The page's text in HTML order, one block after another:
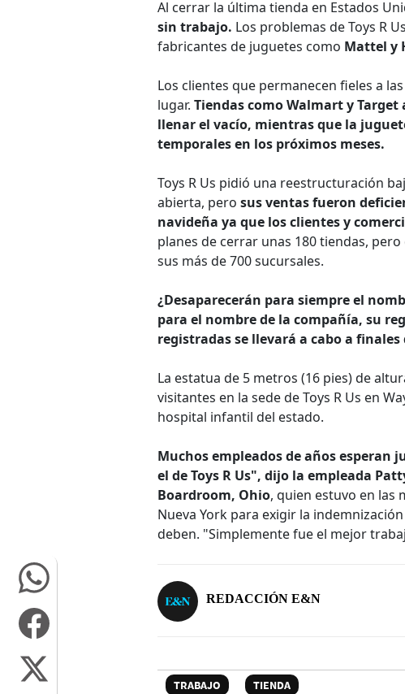
Al cerrar la última tienda en Estados
sin trabajo. Los problemas de Toys R
fabricantes de juguetes como Mattel y
Los clientes que permanecen fieles a
lugar. Tiendas como Walmart y
llenar el vacío, mientras que la
temporales en los próximos meses.
Toys R Us pidió una reestructuración
abierta, pero sus ventas fueron
navideña ya que los clientes y
planes de cerrar unas 180 tiendas,
sus más de 700 sucursales.
¿Desaparecerán para siempre el
para el nombre de la compañía, su
registradas se llevará a cabo a finales
La estatua de 5 metros (16 pies) de
visitantes en la sede de Toys R Us en
hospital infantil del estado.
Muchos empleados de años
el de Toys R Us", dijo la empleada
Boardroom, Ohio, quien estuvo en las
Nueva York para exigir la
deben. "Simplemente fue el mejor
REDACCIÓN E&N
TRABAJO TIENDA